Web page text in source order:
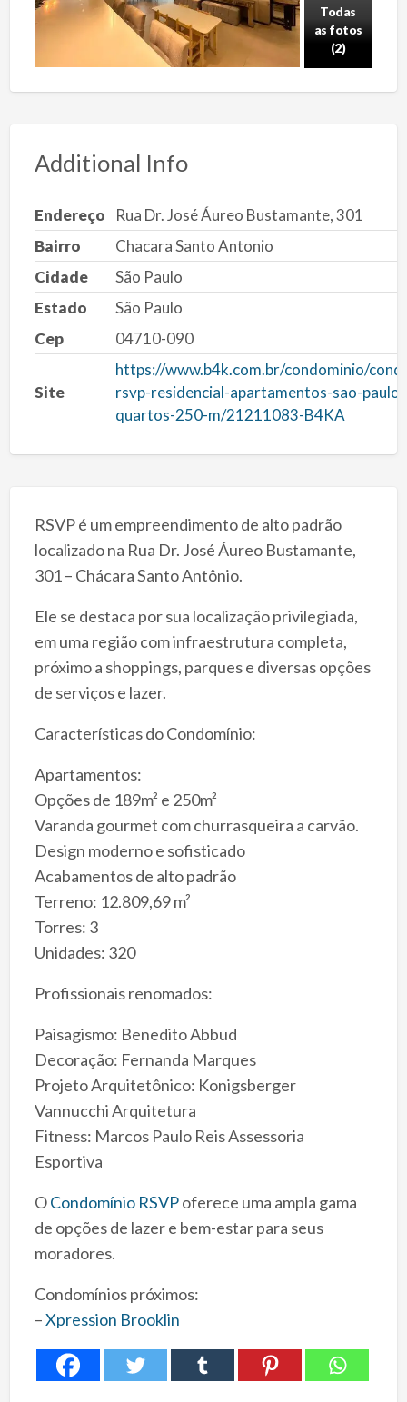
Todas
as fotos
(2)
Additional Info
Endereço
Rua Dr. José Áureo Bustamante, 301
Bairro
Chacara Santo Antonio
Cidade
São Paulo
Estado
São Paulo
Cep
04710-090
Site
https://www.b4k.com.br/condominio/
rsvp-residencial-apartamentos-sao-
quartos-250-m/21211083-B4KA
RSVP é um empreendimento de alto padrão
localizado na Rua Dr. José Áureo Bustamante,
301 – Chácara Santo Antônio.
Ele se destaca por sua localização privilegiada,
em uma região com infraestrutura completa,
próximo a shoppings, parques e diversas opções
de serviços e lazer.
Características do Condomínio:
Apartamentos:
Opções de 189m² e 250m²
Varanda gourmet com churrasqueira a carvão.
Design moderno e sofisticado
Acabamentos de alto padrão
Terreno: 12.809,69 m²
Torres: 3
Unidades: 320
Profissionais renomados:
Paisagismo: Benedito Abbud
Decoração: Fernanda Marques
Projeto Arquitetônico: Konigsberger
Vannucchi Arquitetura
Fitness: Marcos Paulo Reis Assessoria
Esportiva
OCondomínio RSVPoferece uma ampla gama
de opções de lazer e bem-estar para seus
moradores.
Condomínios próximos:
–Xpression Brooklin